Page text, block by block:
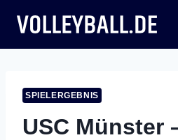
Inhalt
springen
SPIELERGEBNIS
USC Münster